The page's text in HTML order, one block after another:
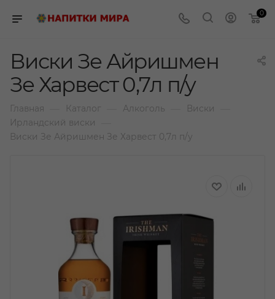
0
Виски Зе Айришмен
Зе Харвест 0,7л п/у
Главная Каталог Алкоголь Виски
Ирландский виски
Виски Зе Айришмен Зе Харвест 0,7л п/у